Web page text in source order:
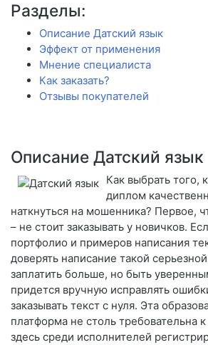
Разделы:
Описание Датский язык
Эффект от применения
Мнение специалиста
Как заказать?
Отзывы покупателей
Описание Датский язык
Как выбрать того,
диплом
наткнуться на мошенника? Первое,
– не стоит заказывать у новичков.
портфолио и примеров написания
доверять написание такой
заплатить больше, но быть
придется вручную исправлять
заказывать текст с нуля. Эта
платформа не столь требовательна
здесь среди исполнителей